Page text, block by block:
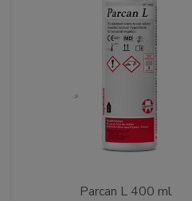
Parcan L 400 ml